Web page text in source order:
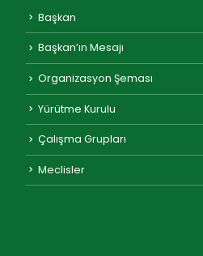
Başkan
Başkan’ın Mesajı
Organizasyon Şeması
Yürütme Kurulu
Çalışma Grupları
Meclisler